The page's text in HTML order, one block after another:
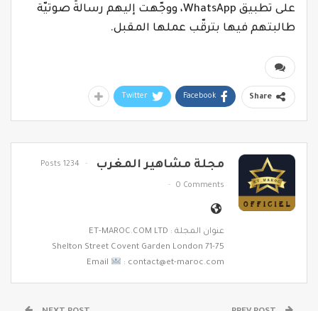
على تطبيق WhatsApp، ووجّهت إليهم رسالةً صوتيّة
طالبتهم فيها بترقّب عملها المقبل.
Share
Facebook
Twitter
مجلة مشاهير المغرب 1234 Posts
0 Comments
عنوان المجلة : ET-MAROC.COM LTD
71-75 Shelton Street Covent Garden London
Email
: contact@et-maroc.com